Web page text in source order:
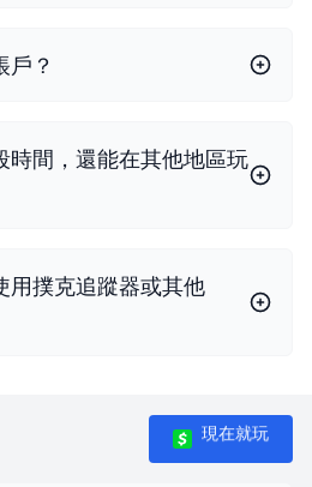
戶？
時間，還能在其他地區玩
用撲克追蹤器或其他
現在就玩